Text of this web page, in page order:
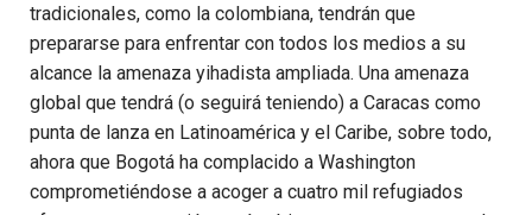
tradicionales, como la colombiana, tendrán que
prepararse para enfrentar con todos los medios a su
alcance la amenaza yihadista ampliada. Una amenaza
global que tendrá (o seguirá teniendo) a Caracas como
punta de lanza en Latinoamérica y el Caribe, sobre todo,
ahora que Bogotá ha complacido a Washington
comprometiéndose a acoger a cuatro mil refugiados